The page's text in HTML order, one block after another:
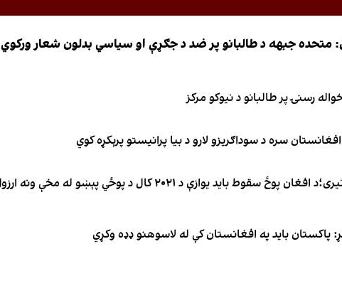
متحده جبهه د طالبانو پر ضد د جګړې او سیاسي بدلون شعار ورکوي
رسنۍ پر طالبانو د نیوکو مرکز
سره د سوداګریزو لارو د بیا پرانیستو پرېکړه کوي
سقوط باید یوازې د ۲۰۲۱ کال د پوځي پېښو له مخې ونه ارزول شي
بايد په افغانستان کې له لاسوهنو ډډه وکړي